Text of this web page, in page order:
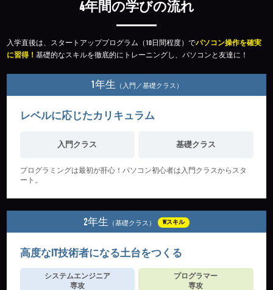
4年間の学びの流れ
入学直後は、スタートアッププログラム（10日間程度）でパソコン操作を確実
に習得！基礎的なスキルを徹底的にトレーニングし、パソコンと友達に！
1年生 （入門／基礎クラス）
レベルに応じたカリキュラム
入門クラス 基礎クラス
プログラミングは最初が肝心！パソコン初心者は入門クラスからスタ
ート。
2年生 （基礎クラス） Wスキル
高度なIT技術者になる土台をつくる
システムエンジニア
専攻
プログラマー
専攻